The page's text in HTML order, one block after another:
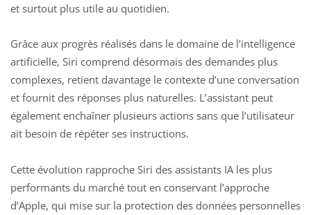
et surtout plus utile au quotidien.
Grâce aux progrès réalisés dans le domaine de l’intelligence
artificielle, Siri comprend désormais des demandes plus
complexes, retient davantage le contexte d’une conversation
et fournit des réponses plus naturelles. L’assistant peut
également enchaîner plusieurs actions sans que l’utilisateur
ait besoin de répéter ses instructions.
Cette évolution rapproche Siri des assistants IA les plus
performants du marché tout en conservant l’approche
d’Apple, qui mise sur la protection des données personnelles